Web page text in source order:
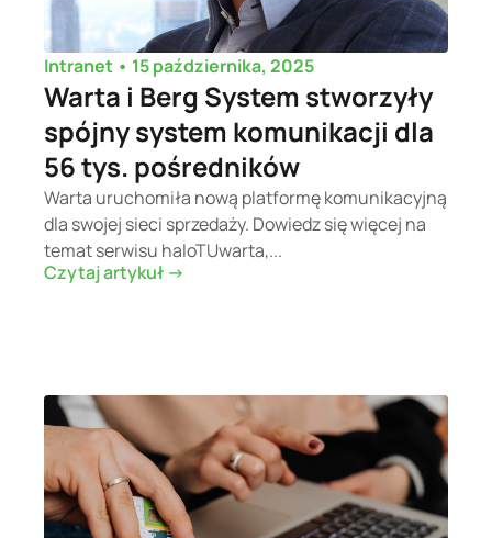
Intranet • 15 października, 2025
Warta i Berg System stworzyły
spójny system komunikacji dla
56 tys. pośredników
Warta uruchomiła nową platformę komunikacyjną
dla swojej sieci sprzedaży. Dowiedz się więcej na
temat serwisu haloTUwarta,...
Czytaj artykuł ->